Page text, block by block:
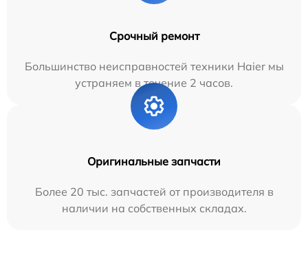
Срочный ремонт
Большинство неисправностей техники Haier мы
устраняем в течение 2 часов.
Оригинальные запчасти
Более 20 тыс. запчастей от производителя в
наличии на собственных складах.